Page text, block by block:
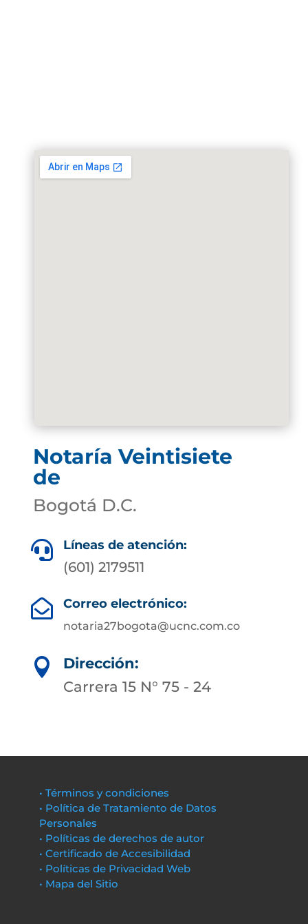
Notaría Veintisiete
de
Bogotá D.C.
 Líneas de atención:
(601) 2179511
 Correo electrónico:
notaria27bogota@ucnc.com.co

Dirección:
Carrera 15 N° 75 - 24
• Términos y condiciones
• Política de Tratamiento de Datos
Personales
• Políticas de derechos de autor
• Certificado de Accesibilidad
• Políticas de Privacidad Web
• Mapa del Sitio